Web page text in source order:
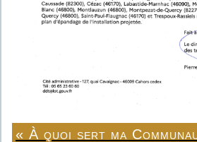
« À quoi sert ma